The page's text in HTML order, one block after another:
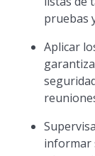
pruebas
Aplicar
informar